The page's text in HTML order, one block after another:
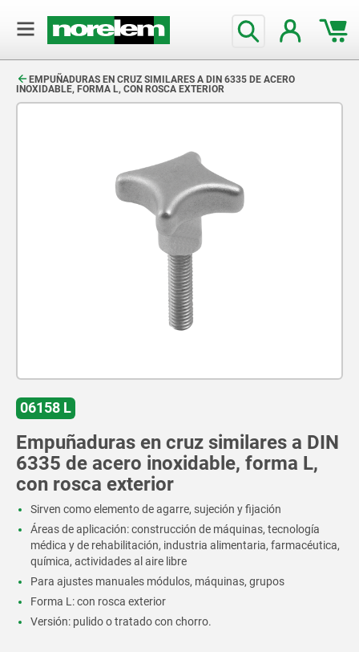
EMPUÑADURAS EN CRUZ SIMILARES A DIN 6335 DE ACERO
INOXIDABLE, FORMA L, CON ROSCA EXTERIOR
06158 L
Empuñaduras en cruz similares a DIN
6335 de acero inoxidable, forma L,
con rosca exterior
Sirven como elemento de agarre, sujeción y fijación
Áreas de aplicación: construcción de máquinas, tecnología
médica y de rehabilitación, industria alimentaria, farmacéutica,
química, actividades al aire libre
Para ajustes manuales módulos, máquinas, grupos
Forma L: con rosca exterior
Versión: pulido o tratado con chorro.